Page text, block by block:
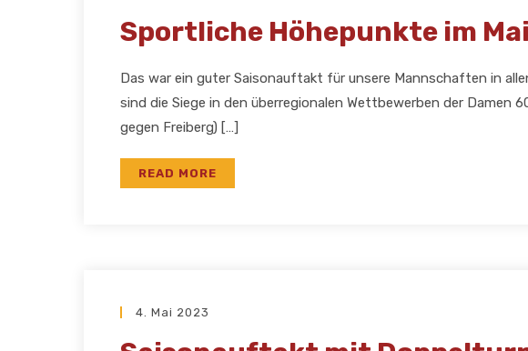
Sportliche Höhepunkte im Mai
Das war ein guter Saisonauftakt für unsere Mannschaften in
sind die Siege in den überregionalen Wettbewerben der Damen
gegen Freiberg) […]
READ MORE
4. Mai 2023